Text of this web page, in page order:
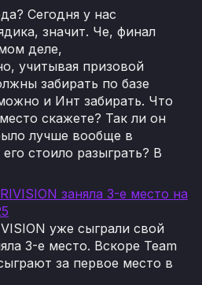
Сегодня у нас
значит. Че, финал
деле,
учитывая призовой
забирать по базе
и Инт забирать. Что
скажете? Так ли он
лучше вообще в
стоило разыграть? В
заняла 3-е место на
уже сыграли свой
3-е место. Вскоре Team
за первое место в